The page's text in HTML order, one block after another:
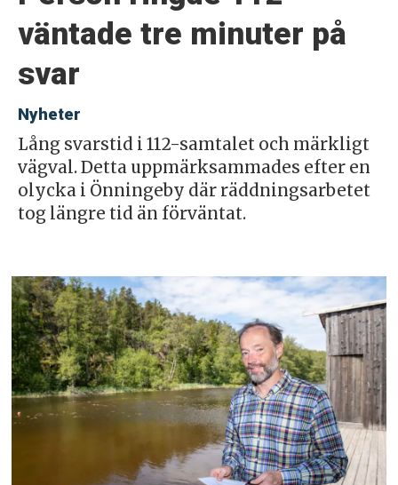
väntade tre minuter på
svar
Nyheter
Lång svarstid i 112-samtalet och märkligt
vägval. Detta uppmärksammades efter en
olycka i Önningeby där räddningsarbetet
tog längre tid än förväntat.